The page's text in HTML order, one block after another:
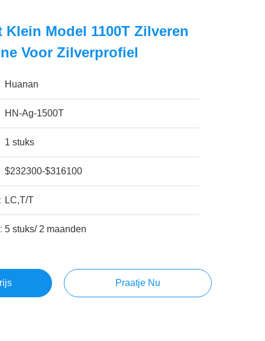
Model 1100T Zilveren
Voor Zilverprofiel
Huanan
HN-Ag-1500T
1 stuks
$232300-$316100
LC,T/T
5 stuks/ 2 maanden
Praatje Nu